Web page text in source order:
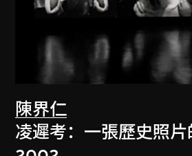
陳界仁
凌遲考：一張歷史照片